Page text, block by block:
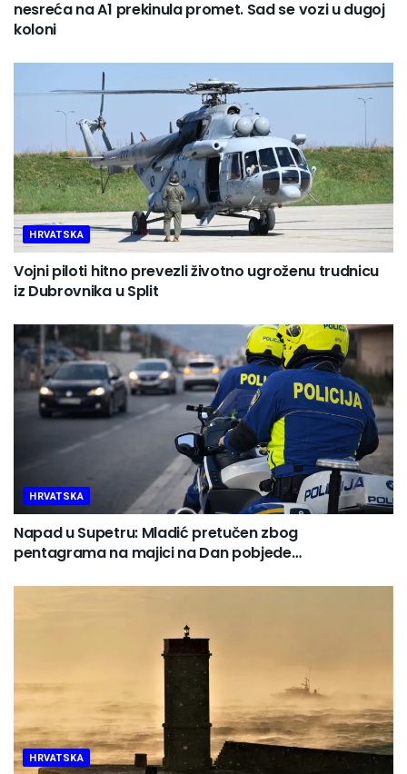
nesreća na A1 prekinula promet. Sad se vozi u dugoj
koloni
HRVATSKA
Vojni piloti hitno prevezli životno ugroženu trudnicu
iz Dubrovnika u Split
HRVATSKA
Napad u Supetru: Mladić pretučen zbog
pentagrama na majici na Dan pobjede…
HRVATSKA